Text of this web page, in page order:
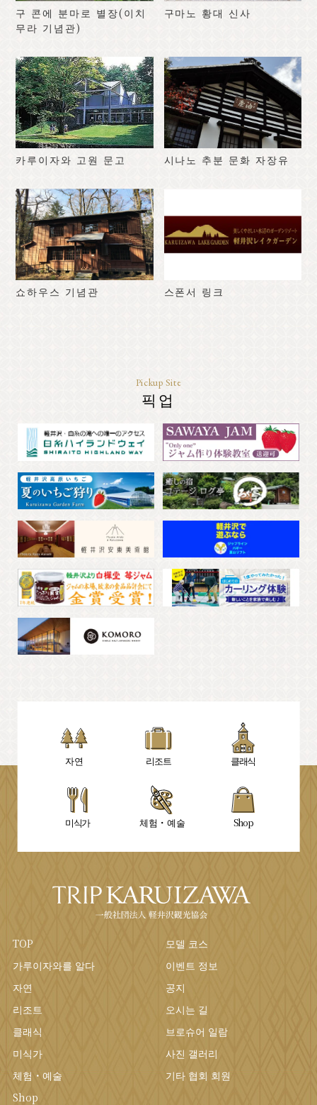
구 콘에 분마로 별장(이치
무라 기념관)
구마노 황대 신사
카루이자와 고원 문고 시나노 추분 문화 자장유
쇼하우스 기념관 스폰서 링크
Pickup Site
픽업
자연 리조트 클래식
미식가 체험・예술 Shop
TOP
가루이자와를 알다
자연
리조트
클래식
미식가
체험・예술
Shop
모델 코스
이벤트 정보
공지
오시는 길
브로슈어 일람
사진 갤러리
기타 협회 회원